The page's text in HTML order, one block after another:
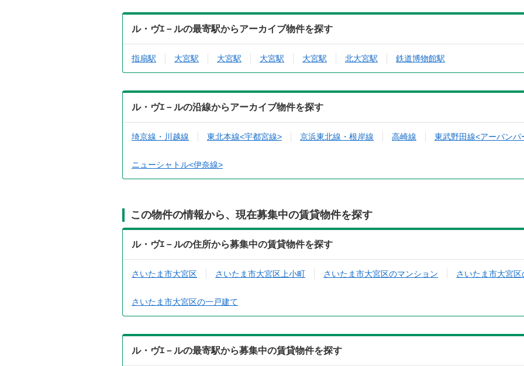
ル・ヴｴ－ルの最寄駅からアーカイブ物件を探す
指扇駅 大宮駅 大宮駅 大宮駅 大宮駅 北大宮駅 鉄道博物館駅
ル・ヴｴ－ルの沿線からアーカイブ物件を探す
埼京線・川越線 東北本線<宇都宮線> 京浜東北線・根岸線 高崎線 東武野田線<アーバンパ
ニューシャトル<伊奈線>
この物件の情報から、現在募集中の賃貸物件を探す
ル・ヴｴ－ルの住所から募集中の賃貸物件を探す
さいたま市大宮区 さいたま市大宮区上小町 さいたま市大宮区のマンション さいたま市大宮
さいたま市大宮区の一戸建て
ル・ヴｴ－ルの最寄駅から募集中の賃貸物件を探す